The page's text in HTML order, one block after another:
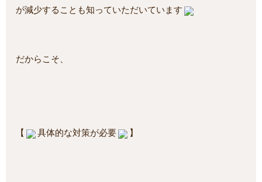
が減少することも知っていただいています
だからこそ、
【 具体的な対策が必要 】